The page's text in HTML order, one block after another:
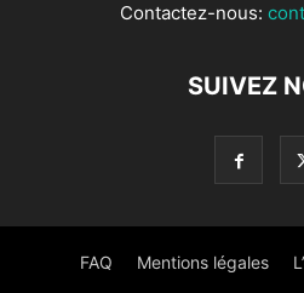
Contactez-nous:
SUIVEZ
FAQ Mentions légales